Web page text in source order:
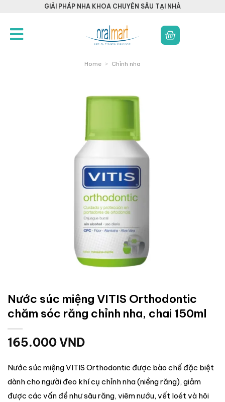
GIẢI PHÁP NHA KHOA CHUYÊN SÂU TẠI NHÀ
Home > Chỉnh nha
Nước súc miệng VITIS Orthodontic
chăm sóc răng chỉnh nha, chai 150ml
165.000VND
Nước súc miệng VITIS Orthodontic được bào chế đặc biệt
dành cho người đeo khí cụ chỉnh nha (niềng răng), giảm
được các vấn đề như sâu răng, viêm nướu, vết loét và hôi